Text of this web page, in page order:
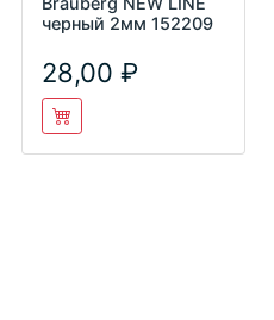
черный 2мм 152209
28,00